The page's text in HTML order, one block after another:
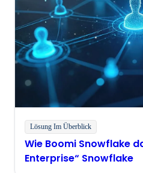
Lösung Im Überblick
Wie Boomi Snowflake das „Agentic
Enterprise“ Snowflake